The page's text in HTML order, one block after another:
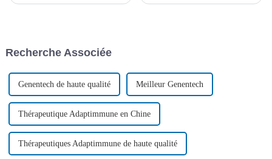
nouvelle vie d'uni...
Recherche Associée
Genentech de haute qualité Meilleur Genentech
Thérapeutique Adaptimmune en Chine
Thérapeutiques Adaptimmune de haute qualité